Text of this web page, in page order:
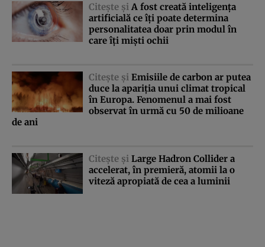
Citeşte şi A fost creată inteligenţa
artificială ce îţi poate determina
personalitatea doar prin modul în
care îţi mişti ochii
Citeşte şi Emisiile de carbon ar putea
duce la apariţia unui climat tropical
în Europa. Fenomenul a mai fost
observat în urmă cu 50 de milioane
de ani
Citeşte şi Large Hadron Collider a
accelerat, în premieră, atomii la o
viteză apropiată de cea a luminii